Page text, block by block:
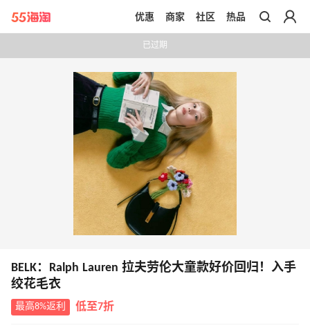
带你去官网买正品
优惠 商家 社区 热品
已过期
BELK：Ralph Lauren 拉夫劳伦大童款好价回归！入手
绞花毛衣
最高8%返利 低至7折